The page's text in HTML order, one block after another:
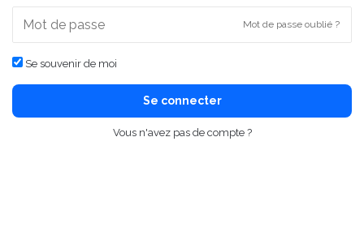
Mot de passe oublié ?
Se souvenir de moi
Se connecter
Vous n'avez pas de compte ?